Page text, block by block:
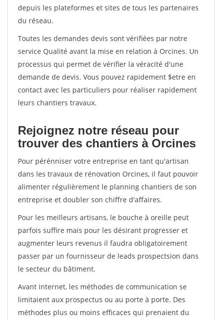
depuis les plateformes et sites de tous les partenaires
du réseau.
Toutes les demandes devis sont vérifiées par notre
service Qualité avant la mise en relation à Orcines. Un
processus qui permet de vérifier la véracité d'une
demande de devis. Vous pouvez rapidement $etre en
contact avec les particuliers pour réaliser rapidement
leurs chantiers travaux.
Rejoignez notre réseau pour
trouver des chantiers à Orcines
Pour pérénniser votre entreprise en tant qu'artisan
dans les travaux de rénovation Orcines, il faut pouvoir
alimenter régulièrement le planning chantiers de son
entreprise et doubler son chiffre d'affaires.
Pour les meilleurs artisans, le bouche à oreille peut
parfois suffire mais pour les désirant progresser et
augmenter leurs revenus il faudra obligatoirement
passer par un fournisseur de leads prospectsion dans
le secteur du bâtiment.
Avant internet, les méthodes de communication se
limitaient aux prospectus ou au porte à porte. Des
méthodes plus ou moins efficaces qui prenaient du